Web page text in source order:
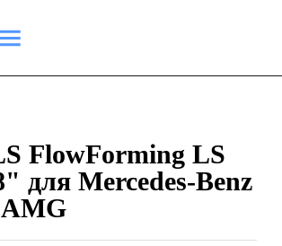
FlowForming LS
для Mercedes-Benz